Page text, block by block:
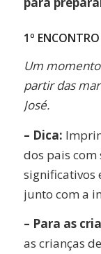
1º
Um
partir das
José.
– Dica:
dos pais com
significativos
junto com a
– Para as
as crianças